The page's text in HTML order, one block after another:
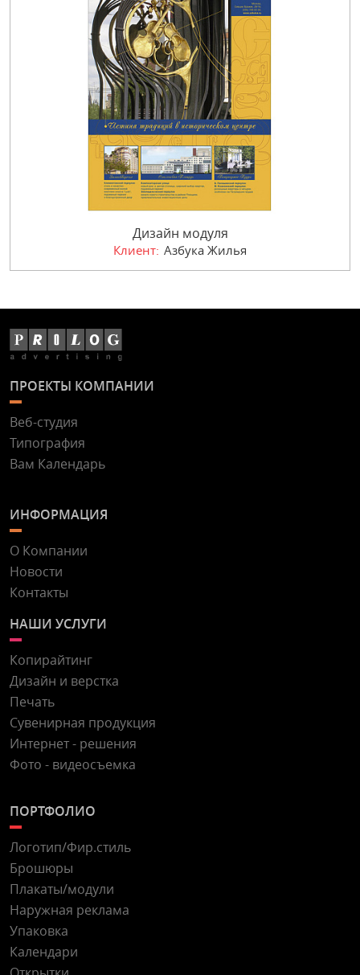
Дизайн модуля
Клиент: Азбука Жилья
ПРОЕКТЫ КОМПАНИИ
Веб-студия
Типография
Вам Календарь
ИНФОРМАЦИЯ
О Компании
Новости
Контакты
НАШИ УСЛУГИ
Копирайтинг
Дизайн и верстка
Печать
Сувенирная продукция
Интернет - решения
Фото - видеосъемка
ПОРТФОЛИО
Логотип/Фир.стиль
Брошюры
Плакаты/модули
Наружная реклама
Упаковка
Календари